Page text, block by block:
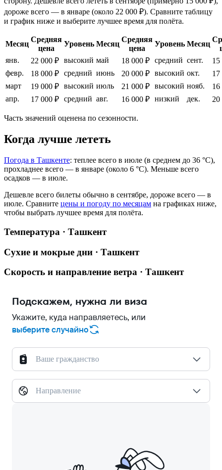
дороже всего — в январе (около 22 000 ₽). Сравните таблицу
и график ниже и выберите лучшее время для полёта.
Месяц
Средняя
цена
Уровень Месяц
Средняя
цена
Уровень Месяц
янв.
22 000 ₽ высокий май 18 000 ₽ средний сент.
15
февр.
18 000 ₽ средний июнь 20 000 ₽ высокий окт.
17
март
19 000 ₽ высокий июль 21 000 ₽ высокий нояб.
16
апр.
17 000 ₽ средний авг. 16 000 ₽ низкий дек. 20
Часть значений оценена по сезонности.
Когда лучше лететь
Погода в Ташкенте: теплее всего в июле (в среднем до 36 °C),
прохладнее всего — в январе (около 6 °C). Меньше всего
осадков — в июле.
Дешевле всего билеты обычно в сентябре, дороже всего — в
июле. Сравните цены и погоду по месяцам на графиках ниже,
чтобы выбрать лучшее время для полёта.
Температура · Ташкент
Сухие и мокрые дни · Ташкент
Скорость и направление ветра · Ташкент
Подскажем, нужна ли виза
Укажите, куда направляетесь, или
выберите случайно
Ваше гражданство
Направление